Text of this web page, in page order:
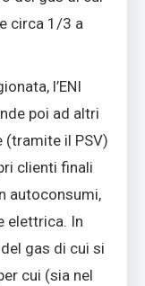
circa 1/3 a
l’ENI
poi ad altri
il PSV)
clienti finali
autoconsumi,
elettrica. In
gas di cui si
cui (sia nel